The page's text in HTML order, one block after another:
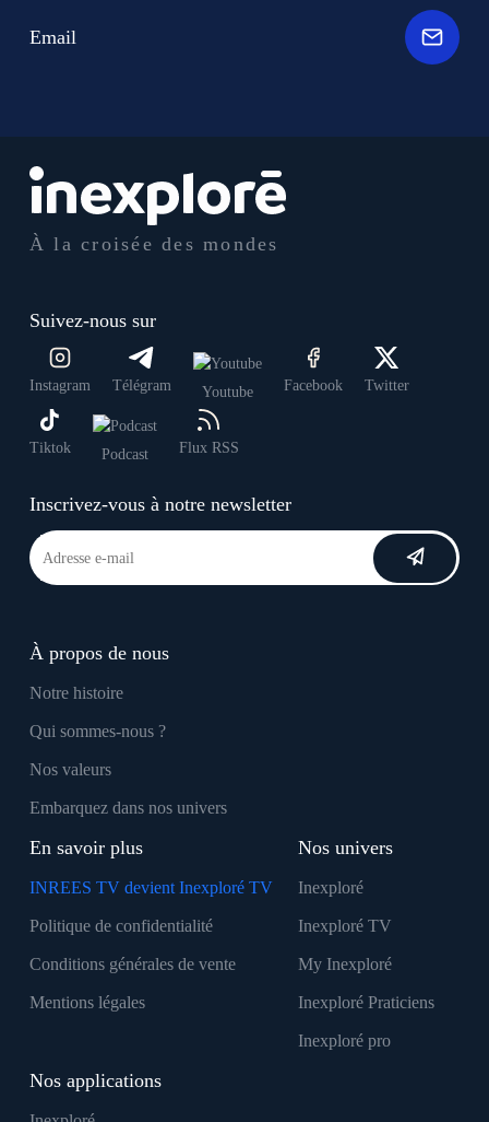
À la croisée des mondes
Suivez-nous sur
Instagram Télégram Youtube Facebook Twitter
Tiktok Podcast Flux RSS
Inscrivez-vous à notre newsletter
À propos de nous
Notre histoire
Qui sommes-nous ?
Nos valeurs
Embarquez dans nos univers
En savoir plus
INREES TV devient Inexploré TV
Politique de confidentialité
Conditions générales de vente
Mentions légales
Nos univers
Inexploré
Inexploré TV
My Inexploré
Inexploré Praticiens
Inexploré pro
Nos applications
Email